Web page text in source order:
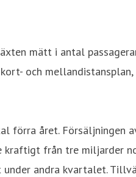
mätt i antal
och
förra året. Försäljningen
från tre miljarder
andra kvartalet.